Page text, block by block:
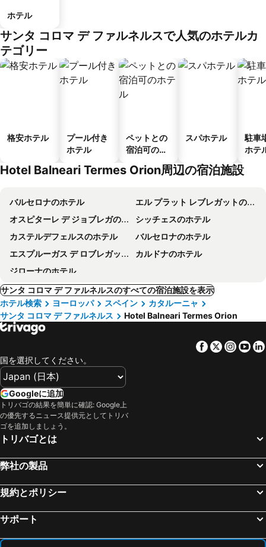
ホテル
サンタ コロマ デ ファルネルスで人気のホテルカ
テゴリー
格安ホテル
プール付き
ホテル
ペットとの
宿泊可のホ
スパホテル
駐車
ホテ
Hotel Balneari Termes Orion周辺の宿泊施設
バルセロナのホテル
エル プラット レブレガットのホテル
オスピターレ デ ジョブレガのホテル
シッチェスのホテル
カステルデフェルスのホテル
バルセロナのホテル
エスプルーガス デ ロブレガットのホテル
カルドナのホテル
ジローナのホテル
サンタ コロマ デ ファルネルスのすべての宿泊施設を表示
ホテル検索
ヨーロッパ スペイン
カタルーニャ
サンタ コロマ デ ファルネルス
Hotel Balneari Termes Orion
Facebook
Twitter
国を選択してください。
Googleに追加
トリバゴの結果を簡単に確認: Google上
の優先するニュース提供元としてトリバ
ゴを追加しましょう。
トリバゴとは
弊社の製品
規約とポリシー
サポート